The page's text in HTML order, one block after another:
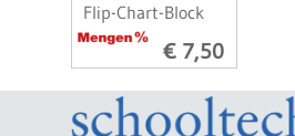
Flip-Chart-Block
€ 7,50